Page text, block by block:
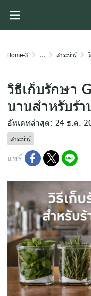
Home-3 ... สาระน่ารู้
วิธีเก็บรักษา
นานสำหรับร้า
อัพเดทล่าสุด: 24 ธ.ค.
สาระน่ารู้
แชร์